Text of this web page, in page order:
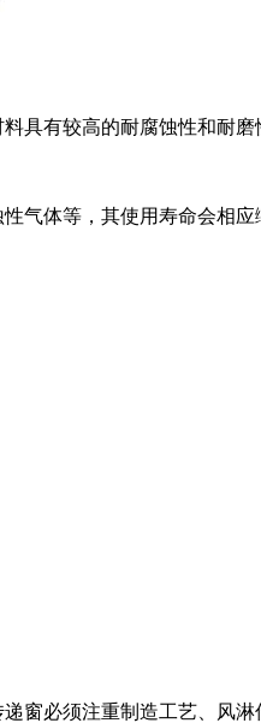
具有较高的耐腐蚀性和耐磨
气体等，其使用寿命会相应
窗必须注重制造工艺、风